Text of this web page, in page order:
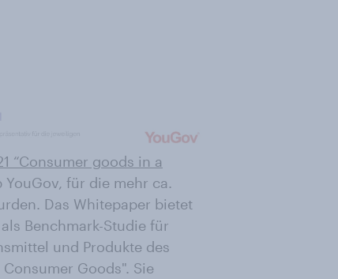
“Consumer goods in a
für die mehr ca.
Das Whitepaper bietet
Benchmark-Studie für
und Produkte des
Goods". Sie